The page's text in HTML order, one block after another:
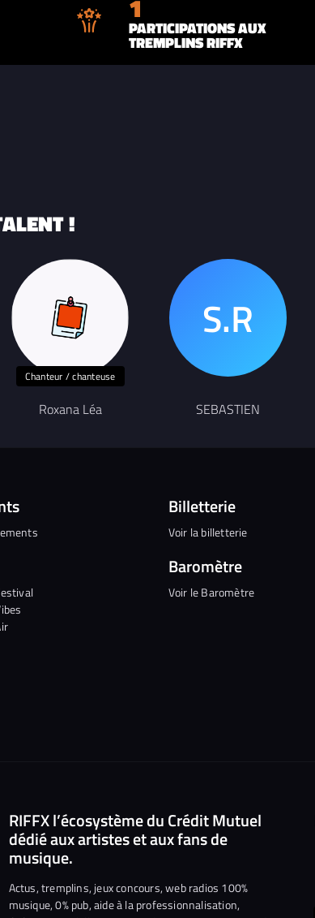
1
PARTICIPATIONS AUX
TREMPLINS RIFFX
!
Chanteur / chanteuse
Roxana Léa SEBASTIEN
Billetterie
Voir la billetterie
Baromètre
Voir le Baromètre
RIFFX l’écosystème du Crédit Mutuel
dédié aux artistes et aux fans de
musique.
Actus, tremplins, jeux concours, web radios 100%
musique, 0% pub, aide à la professionnalisation,